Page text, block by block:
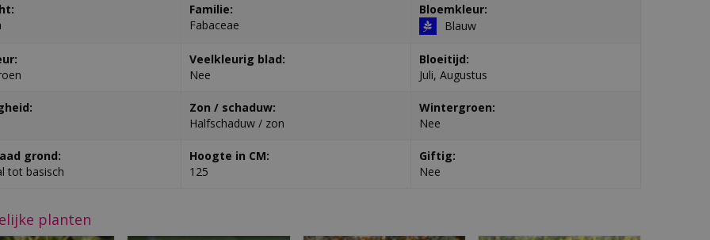
Familie:
Fabaceae
Bloemkleur:
Blauw
Veelkleurig blad:
Nee
Bloeitijd:
Juli, Augustus
Zon / schaduw:
Halfschaduw / zon
Wintergroen:
Nee
grond:
tot basisch
Hoogte in CM:
125
Giftig:
Nee
planten